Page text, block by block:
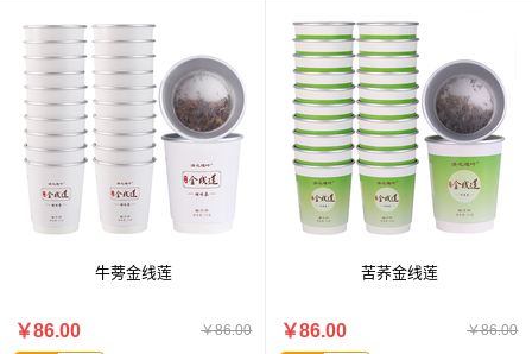
牛蒡金线莲
￥86.00
￥86.00
苦荞金线莲
￥86.00
￥86.00